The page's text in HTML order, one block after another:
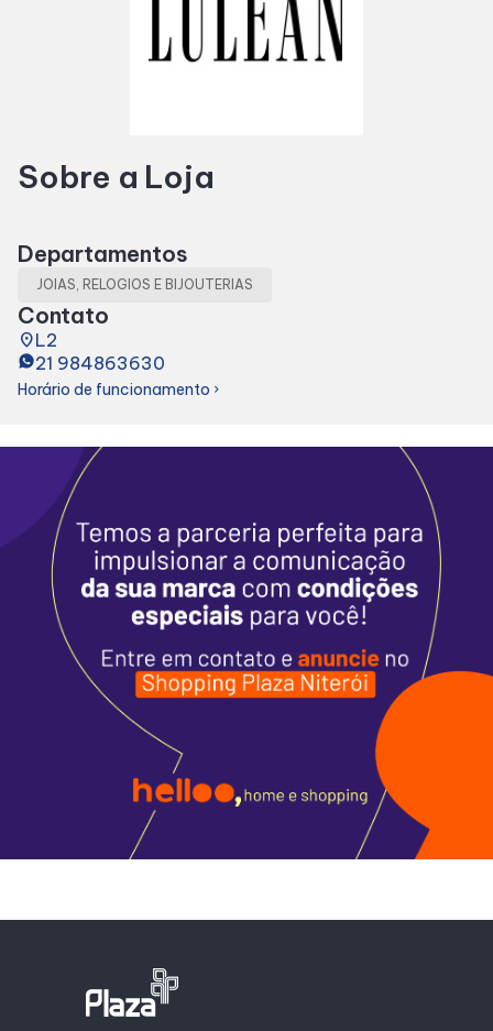
Cinema
Fique por Dentro
Lojas e Restaurantes
Lojas
Alimentação
Programa de Benefícios
Sobre a Loja
Departamentos
JOIAS, RELOGIOS E BIJOUTERIAS
Contato
placeL2
21 984863630
Horário de funcionamento chevron_right